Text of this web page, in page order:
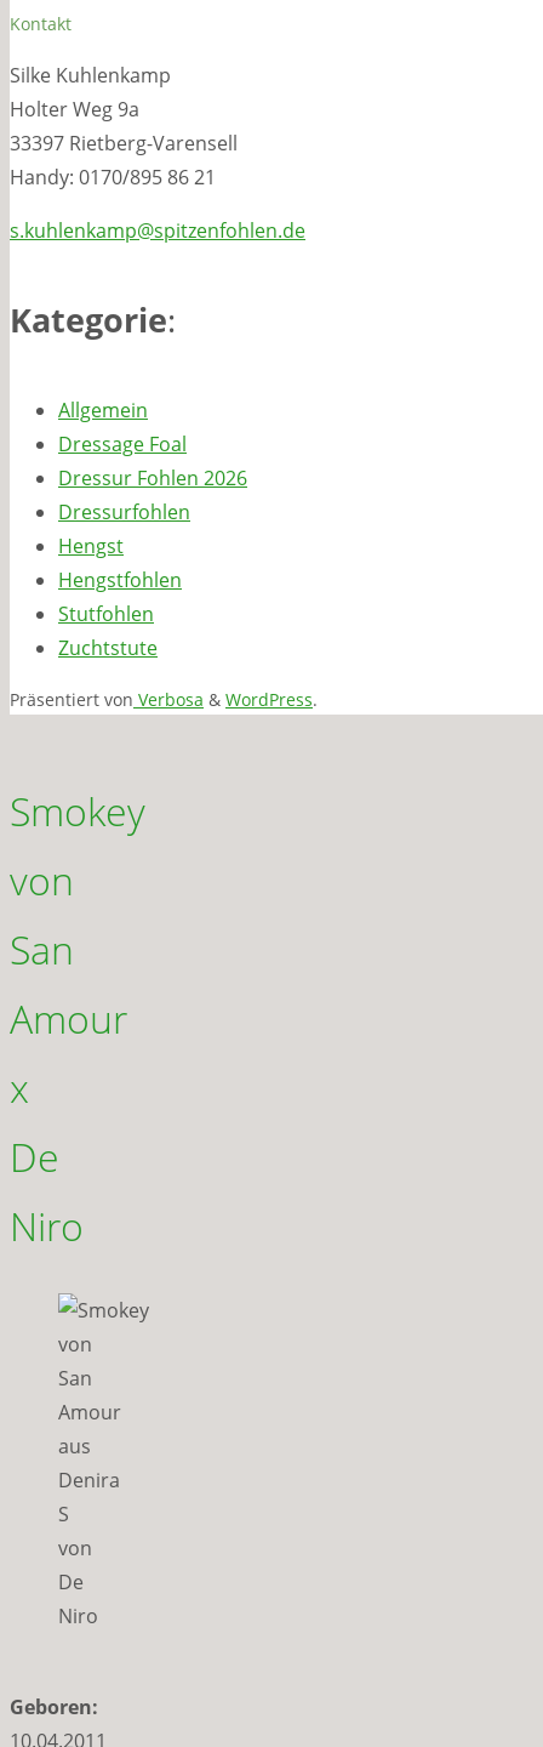
Kontakt
Silke Kuhlenkamp
Holter Weg 9a
33397 Rietberg-Varensell
Handy: 0170/895 86 21
s.kuhlenkamp@spitzenfohlen.de
Kategorie:
Allgemein
Dressage Foal
Dressur Fohlen 2026
Dressurfohlen
Hengst
Hengstfohlen
Stutfohlen
Zuchtstute
Präsentiert von Verbosa & WordPress.
Smokey
von
San
Amour
x
De
Niro
Geboren:
10.04.2011